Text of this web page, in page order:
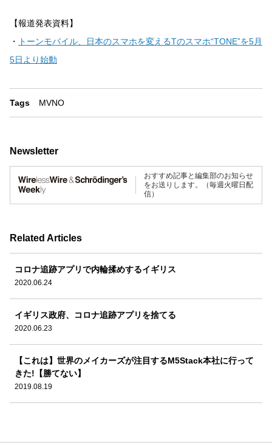
【報道発表資料】
・
トーンモバイル、日本のスマホを変えるTのスマホ“TONE”を5月
5日より始動
Tags MVNO
Newsletter
おすすめ記事と編集部のお知らせ
をお送りします。（毎週火曜日配
信）
Related Articles
コロナ追跡アプリで内輪揉めするイギリス
2020.06.24
イギリス政府、コロナ追跡アプリを捨てる
2020.06.23
【これは】世界のメイカーズが注目するM5Stack本社に行って
きた!【勝てない】
2019.08.19